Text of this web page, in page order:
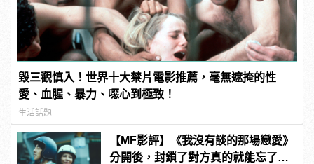
毀三觀慎入！世界十大禁片電影推薦，毫無遮掩的性
愛、血腥、暴力、噁心到極致！
生活話題
【MF影評】《我沒有談的那場戀愛》
分開後，封鎖了對方真的就能忘了他